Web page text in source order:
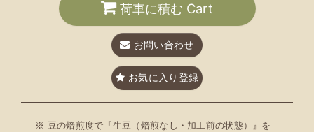
荷車に積む Cart
お問い合わせ
お気に入り登録
※ 豆の焙煎度で『生豆（焙煎なし・加工前の状態）』を